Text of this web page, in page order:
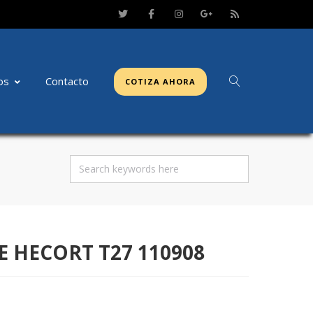
Contacto COTIZA AHORA
HECORT T27 110908